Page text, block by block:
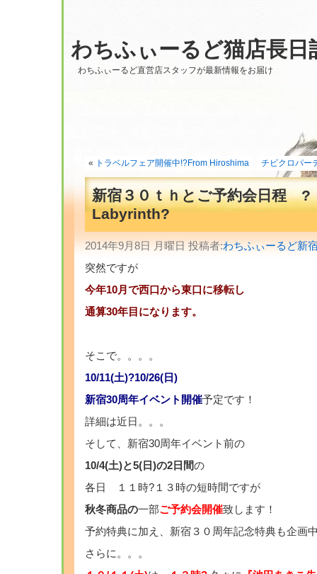
わちふぃーるど猫店長日
わちふぃーるど直営店スタッフが最新情報をお届け
« トラベルフェア開催中!?From Hiroshima チビクロパー
新宿３０ｔｈとご予約会日程 ?
Labyrinth?
2014年9月8日 月曜日 投稿者:わちふぃーるど新
突然ですが
今年10月で西口から東口に移転し
通算30年目になります。
そこで。。。。
10/11(土)?10/26(日)
新宿30周年イベント開催予定です！
詳細は近日。。。
そして、新宿30周年イベント前の
10/4(土)と5(日)の2日間の
各日 １１時?１３時の短時間ですが
秋冬商品の一部ご予約会開催致します！
予約特典に加え、新宿３０周年記念特典も企画
さらに。。。